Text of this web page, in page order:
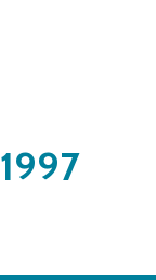
1997